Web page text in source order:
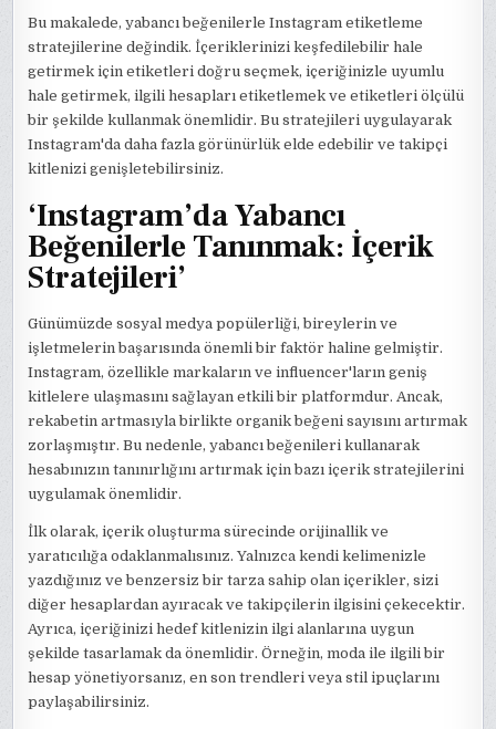
Bu makalede, yabancı beğenilerle Instagram etiketleme
stratejilerine değindik. İçeriklerinizi keşfedilebilir hale
getirmek için etiketleri doğru seçmek, içeriğinizle uyumlu
hale getirmek, ilgili hesapları etiketlemek ve etiketleri ölçülü
bir şekilde kullanmak önemlidir. Bu stratejileri uygulayarak
Instagram'da daha fazla görünürlük elde edebilir ve takipçi
kitlenizi genişletebilirsiniz.
‘Instagram’da Yabancı
Beğenilerle Tanınmak: İçerik
Stratejileri’
Günümüzde sosyal medya popülerliği, bireylerin ve
işletmelerin başarısında önemli bir faktör haline gelmiştir.
Instagram, özellikle markaların ve influencer'ların geniş
kitlelere ulaşmasını sağlayan etkili bir platformdur. Ancak,
rekabetin artmasıyla birlikte organik beğeni sayısını artırmak
zorlaşmıştır. Bu nedenle, yabancı beğenileri kullanarak
hesabınızın tanınırlığını artırmak için bazı içerik stratejilerini
uygulamak önemlidir.
İlk olarak, içerik oluşturma sürecinde orijinallik ve
yaratıcılığa odaklanmalısınız. Yalnızca kendi kelimenizle
yazdığınız ve benzersiz bir tarza sahip olan içerikler, sizi
diğer hesaplardan ayıracak ve takipçilerin ilgisini çekecektir.
Ayrıca, içeriğinizi hedef kitlenizin ilgi alanlarına uygun
şekilde tasarlamak da önemlidir. Örneğin, moda ile ilgili bir
hesap yönetiyorsanız, en son trendleri veya stil ipuçlarını
paylaşabilirsiniz.